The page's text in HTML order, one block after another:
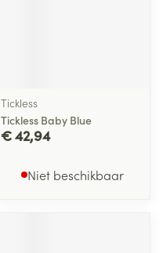
Tickless
Tickless Baby Blue
€ 42,94
Niet beschikbaar